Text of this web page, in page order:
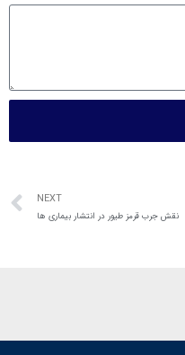
NEXT
نقش جرب قرمز طیور در انتشار بیماری ها